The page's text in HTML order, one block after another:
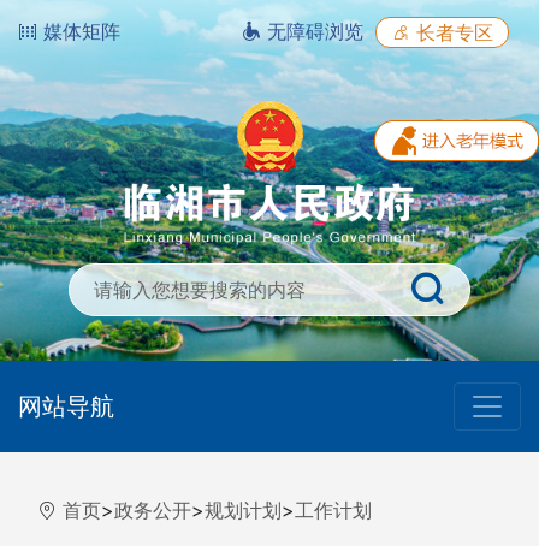
媒体矩阵 无障碍浏览 长者专区
网站导航
首页>政务公开>规划计划>工作计划